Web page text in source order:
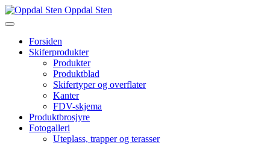
Oppdal Sten
Forsiden
Skiferprodukter
Produkter
Produktblad
Skifertyper og overflater
Kanter
FDV-skjema
Produktbrosjyre
Fotogalleri
Uteplass, trapper og terasser